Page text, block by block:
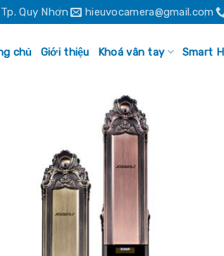
Quy Nhơn hieuvocamera@gmail.com
chủ Giới thiệu Khoá vân tay Smart